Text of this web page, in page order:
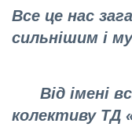
Все це нас
сильнішим і
Від імені
колективу ТД